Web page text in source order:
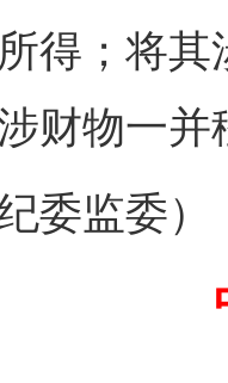
得；将
财物一并
监委）
谢